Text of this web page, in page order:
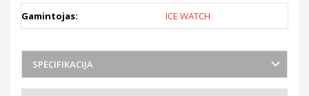
Gamintojas: ICE WATCH
SPECIFIKACIJA